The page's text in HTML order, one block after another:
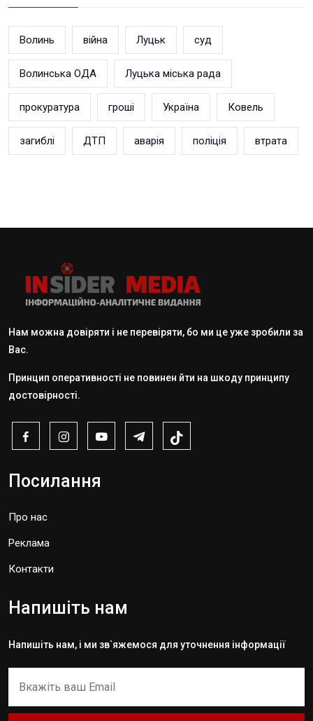
Волинь війна Луцьк суд
Волинська ОДА Луцька міська рада
прокуратура гроші Україна Ковель
загиблі ДТП аварія поліція втрата
Нам можна довіряти і не перевіряти, бо ми це уже зробили за
Вас.
Принцип оперативності не повинен йти на шкоду принципу
достовірності.
Посилання
Про нас
Реклама
Контакти
Напишіть нам
Напишіть нам, і ми зв`яжемося для уточнення інформації